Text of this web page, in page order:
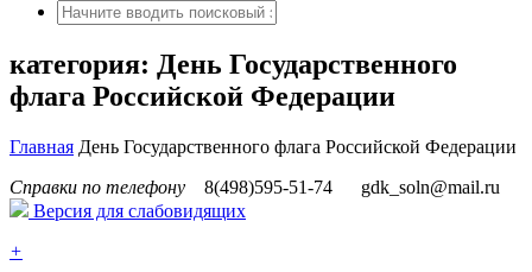
категория: День Государственного
флага Российской Федерации
Главная День Государственного флага Российской Федерации
Справки по телефону
8(498)595-51-74
gdk_soln@mail.ru
Версия для слабовидящих
+